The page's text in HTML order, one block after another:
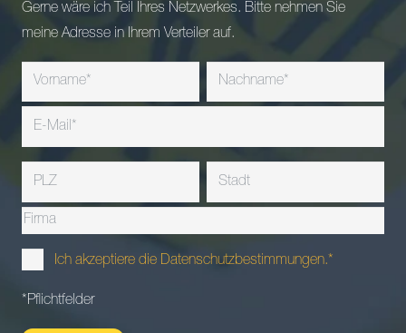
Gerne wäre ich Teil Ihres Netzwerkes. Bitte nehmen Sie
meine Adresse in Ihrem Verteiler auf.
Ich akzeptiere die Datenschutzbestimmungen.*
*Pflichtfelder